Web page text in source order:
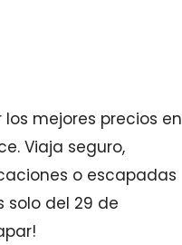
mejores precios en
Viaja seguro,
o escapadas
solo del 29 de